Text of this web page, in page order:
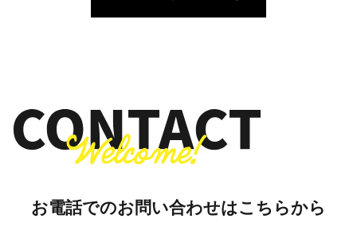
お電話でのお問い合わせはこちらから